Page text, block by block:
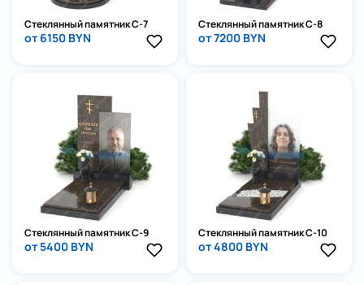
Стеклянный памятник С-7
от 6150 BYN
Стеклянный памятник С-8
от 7200 BYN
Стеклянный памятник С-9
от 5400 BYN
Стеклянный памятник С-10
от 4800 BYN